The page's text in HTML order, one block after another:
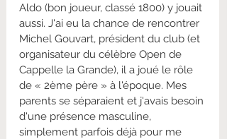
Aldo (bon joueur, classé 1800) y jouait
aussi. J'ai eu la chance de rencontrer
Michel Gouvart, président du club (et
organisateur du célèbre Open de
Cappelle la Grande), il a joué le rôle
de « 2ème père » à l'époque. Mes
parents se séparaient et j'avais besoin
d'une présence masculine,
simplement parfois déjà pour me